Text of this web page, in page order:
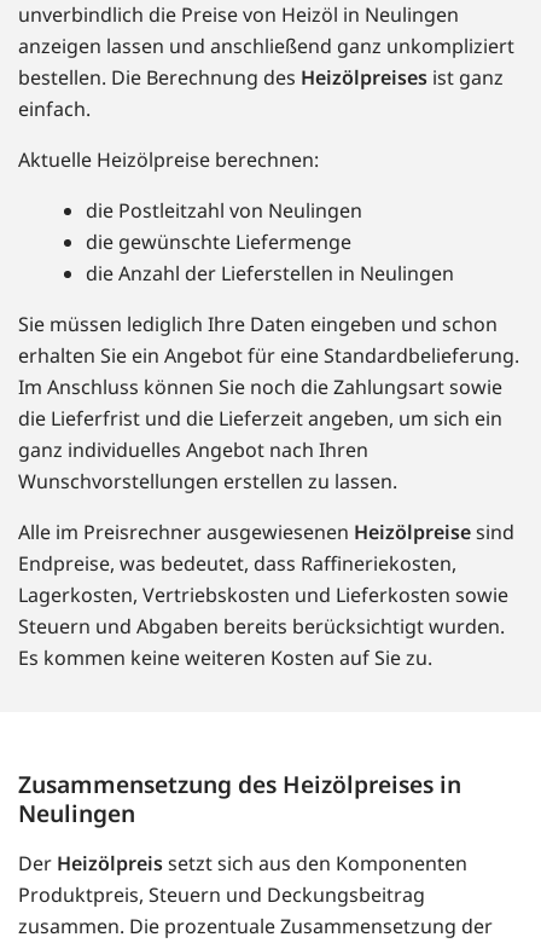
unverbindlich die Preise von Heizöl in Neulingen
anzeigen lassen und anschließend ganz unkompliziert
bestellen. Die Berechnung des Heizölpreises ist ganz
einfach.
Aktuelle Heizölpreise berechnen:
die Postleitzahl von Neulingen
die gewünschte Liefermenge
die Anzahl der Lieferstellen in Neulingen
Sie müssen lediglich Ihre Daten eingeben und schon
erhalten Sie ein Angebot für eine Standardbelieferung.
Im Anschluss können Sie noch die Zahlungsart sowie
die Lieferfrist und die Lieferzeit angeben, um sich ein
ganz individuelles Angebot nach Ihren
Wunschvorstellungen erstellen zu lassen.
Alle im Preisrechner ausgewiesenen Heizölpreisesind
Endpreise, was bedeutet, dass Raffineriekosten,
Lagerkosten, Vertriebskosten und Lieferkosten sowie
Steuern und Abgaben bereits berücksichtigt wurden.
Es kommen keine weiteren Kosten auf Sie zu.
Zusammensetzung des Heizölpreises in
Neulingen
Der Heizölpreissetzt sich aus den Komponenten
Produktpreis, Steuern und Deckungsbeitrag
zusammen. Die prozentuale Zusammensetzung der